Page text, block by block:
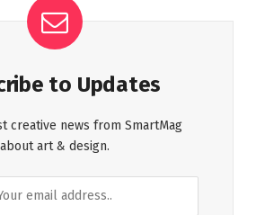
to Updates
creative news from SmartMag
about art & design.